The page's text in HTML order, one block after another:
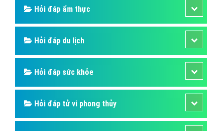
Hỏi đáp ẩm thực
Hỏi đáp du lịch
Hỏi đáp sức khỏe
Hỏi đáp tử vi phong thủy